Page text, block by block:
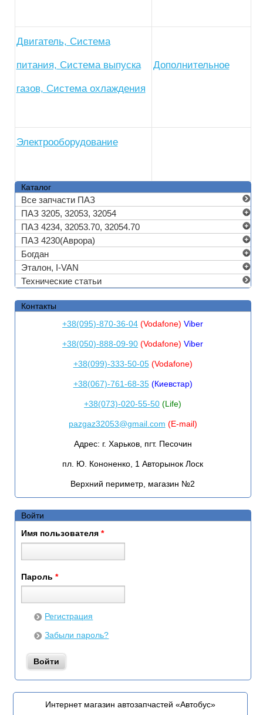
Двигатель, Система
питания, Система выпуска
газов, Система охлаждения
Дополнительное
Электрооборудование
Каталог
Все запчасти ПАЗ
ПАЗ 3205, 32053, 32054
ПАЗ 4234, 32053.70, 32054.70
ПАЗ 4230(Аврора)
Богдан
Эталон, I-VAN
Технические статьи
Контакты
+38(095)-870-36-04 (Vodafone)Viber
+38(050)-888-09-90 (Vodafone)Viber
+38(099)-333-50-05(Vodafone)
+38(067)-761-68-35(Киевстар)
+38(073)-020-55-50 (Life)
pazgaz32053@gmail.com (E-mail)
Адрес: г. Харьков, пгт. Песочин
пл. Ю. Кононенко, 1 Авторынок Лоск
Верхний периметр, магазин №2
Войти
Имя пользователя *
Пароль *
Регистрация
Забыли пароль?
Интернет магазин автозапчастей «Автобус»